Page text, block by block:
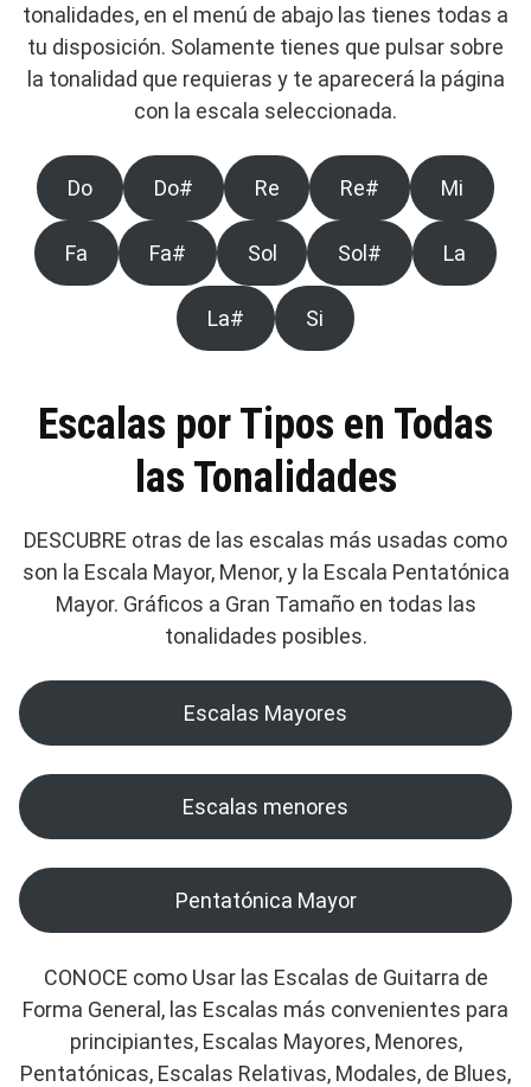
tonalidades, en el menú de abajo las tienes todas a
tu disposición. Solamente tienes que pulsar sobre
la tonalidad que requieras y te aparecerá la página
con la escala seleccionada.
Do Do# Re Re# Mi
Fa Fa# Sol Sol# La
La# Si
Escalas por Tipos en Todas
las Tonalidades
DESCUBRE otras de las escalas más usadas como
son la Escala Mayor, Menor, y la Escala Pentatónica
Mayor. Gráficos a Gran Tamaño en todas las
tonalidades posibles.
Escalas Mayores
Escalas menores
Pentatónica Mayor
CONOCE como Usar las Escalas de Guitarra de
Forma General, las Escalas más convenientes para
principiantes, Escalas Mayores, Menores,
Pentatónicas, Escalas Relativas, Modales, de Blues,